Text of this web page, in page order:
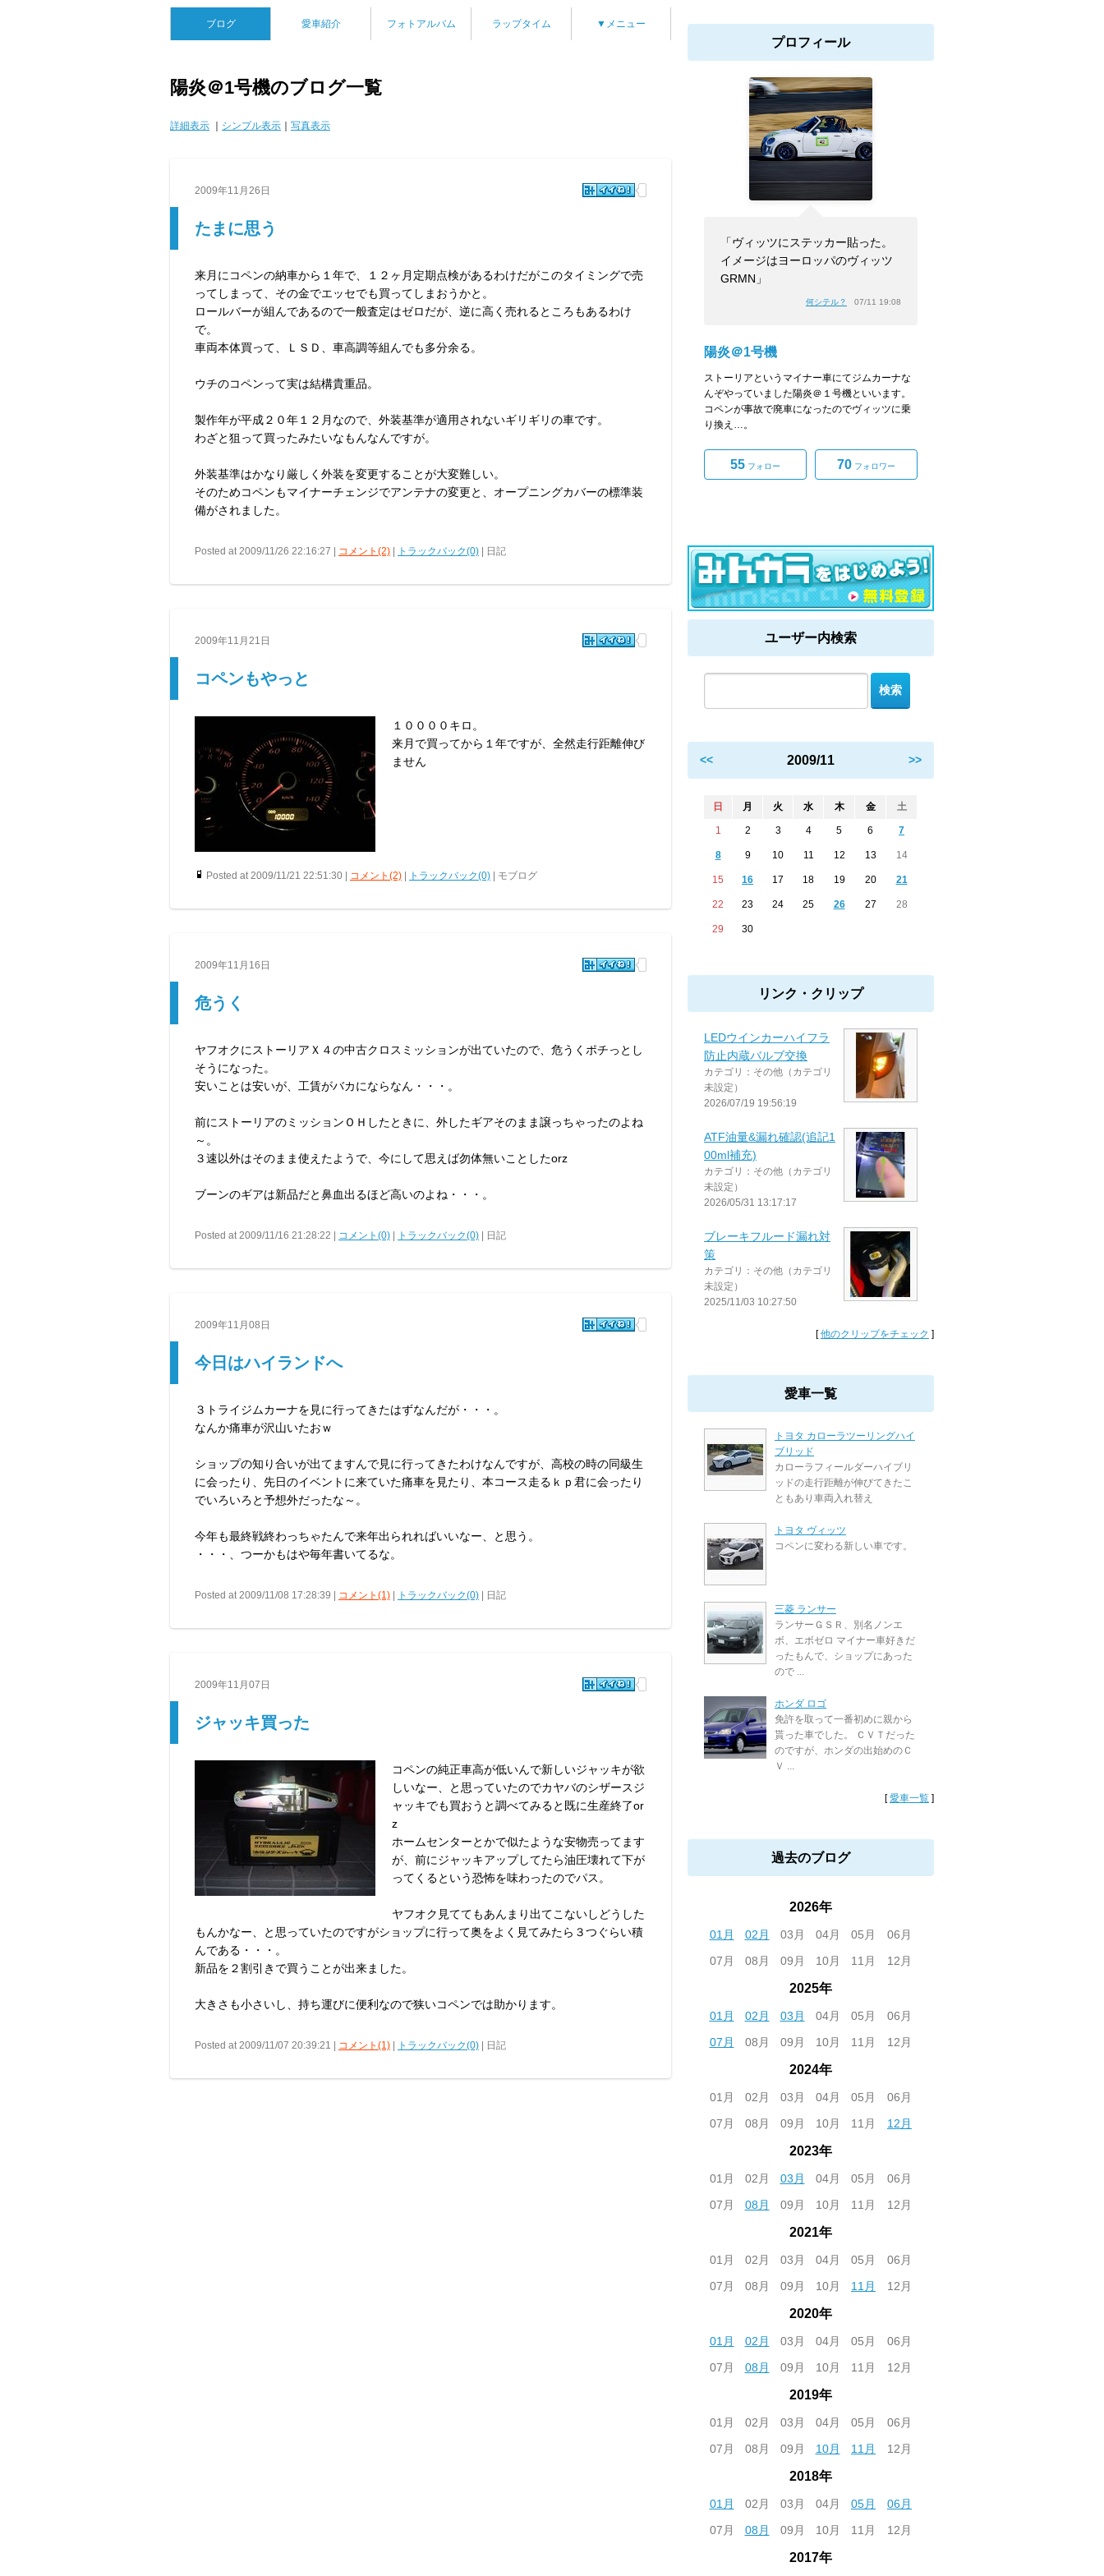
ブログ 愛車紹介 フォトアルバム ラップタイム ▼メニュー
陽炎＠1号機のブログ一覧
詳細表示 シンプル表示 写真表示
2009年11月26日
たまに思う
来月にコペンの納車から１年で、１２ヶ月定期点検があるわけだがこのタイミングで売
ってしまって、その金でエッセでも買ってしまおうかと。
ロールバーが組んであるので一般査定はゼロだが、逆に高く売れるところもあるわけ
で。
車両本体買って、ＬＳＤ、車高調等組んでも多分余る。
ウチのコペンって実は結構貴重品。
製作年が平成２０年１２月なので、外装基準が適用されないギリギリの車です。
わざと狙って買ったみたいなもんなんですが。
外装基準はかなり厳しく外装を変更することが大変難しい。
そのためコペンもマイナーチェンジでアンテナの変更と、オープニングカバーの標準装
備がされました。
Posted at 2009/11/26 22:16:27 | コメント(2) トラックバック(0) | 日記
2009年11月21日
コペンもやっと
１００００キロ。
来月で買ってから１年ですが、全然走行距離伸び
ません
Posted at 2009/11/21 22:51:30 | コメント(2) トラックバック(0) | モブログ
2009年11月16日
危うく
ヤフオクにストーリアＸ４の中古クロスミッションが出ていたので、危うくポチっとし
そうになった。
安いことは安いが、工賃がバカにならなん・・・。
前にストーリアのミッションＯＨしたときに、外したギアそのまま譲っちゃったのよね
～。
３速以外はそのまま使えたようで、今にして思えば勿体無いことしたorz
ブーンのギアは新品だと鼻血出るほど高いのよね・・・。
Posted at 2009/11/16 21:28:22 | コメント(0) トラックバック(0) | 日記
2009年11月08日
今日はハイランドへ
３トライジムカーナを見に行ってきたはずなんだが・・・。
なんか痛車が沢山いたおｗ
ショップの知り合いが出てますんで見に行ってきたわけなんですが、高校の時の同級生
に会ったり、先日のイベントに来ていた痛車を見たり、本コース走るｋｐ君に会ったり
でいろいろと予想外だったな～。
今年も最終戦終わっちゃたんで来年出られればいいなー、と思う。
・・・、つーかもはや毎年書いてるな。
Posted at 2009/11/08 17:28:39 | コメント(1) トラックバック(0) | 日記
2009年11月07日
ジャッキ買った
コペンの純正車高が低いんで新しいジャッキが欲
しいなー、と思っていたのでカヤバのシザースジ
ャッキでも買おうと調べてみると既に生産終了or
z
ホームセンターとかで似たような安物売ってます
が、前にジャッキアップしてたら油圧壊れて下が
ってくるという恐怖を味わったのでパス。
ヤフオク見ててもあんまり出てこないしどうした
もんかなー、と思っていたのですがショップに行って奥をよく見てみたら３つぐらい積
んである・・・。
新品を２割引きで買うことが出来ました。
大きさも小さいし、持ち運びに便利なので狭いコペンでは助かります。
Posted at 2009/11/07 20:39:21 | コメント(1) トラックバック(0) | 日記
プロフィール
「ヴィッツにステッカー貼った。
イメージはヨーロッパのヴィッツ
GRMN」
何シテル？ 07/11 19:08
陽炎＠1号機
ストーリアというマイナー車にてジムカーナな
んぞやっていました陽炎＠１号機といいます。
コペンが事故で廃車になったのでヴィッツに乗
り換え…。
55 フォロー 70 フォロワー
ユーザー内検索
<< 2009/11 >>
日 月 火 水 木 金 土
1 2 3 4 5 6 7
8 9 10 11 12 13 14
15 16 17 18 19 20 21
22 23 24 25 26 27 28
29 30
リンク・クリップ
LEDウインカーハイフラ
防止内蔵バルブ交換
カテゴリ：その他（カテゴリ
未設定）
2026/07/19 19:56:19
ATF油量&漏れ確認(追記1
00ml補充)
カテゴリ：その他（カテゴリ
未設定）
2026/05/31 13:17:17
ブレーキフルード漏れ対
策
カテゴリ：その他（カテゴリ
未設定）
2025/11/03 10:27:50
[他のクリップをチェック ]
愛車一覧
トヨタ カローラツーリングハイ
ブリッド
カローラフィールダーハイブリ
ッドの走行距離が伸びてきたこ
ともあり車両入れ替え
トヨタ ヴィッツ
コペンに変わる新しい車です。
三菱 ランサー
ランサーＧＳＲ、別名ノンエ
ボ、エボゼロ マイナー車好きだ
ったもんで、ショップにあった
ので ...
ホンダ ロゴ
免許を取って一番初めに親から
貰った車でした。 ＣＶＴだった
のですが、ホンダの出始めのＣ
Ｖ ...
[愛車一覧 ]
過去のブログ
2026年
01月 02月 03月 04月 05月
06月
07月
08月 09月 10月 11月 12月
2025年
01月 02月 03月 04月 05月
06月
07月
08月 09月 10月 11月 12月
2024年
01月 02月 03月 04月 05月
06月
07月
08月 09月 10月 11月 12月
2023年
01月 02月 03月 04月 05月
06月
07月
08月 09月 10月 11月 12月
2021年
01月 02月 03月 04月 05月
06月
07月
08月 09月 10月 11月 12月
2020年
01月 02月 03月 04月 05月
06月
07月
08月 09月 10月 11月 12月
2019年
01月 02月 03月 04月 05月
06月
07月
08月 09月 10月 11月 12月
2018年
01月 02月 03月 04月 05月
06月
07月
08月 09月 10月 11月 12月
2017年